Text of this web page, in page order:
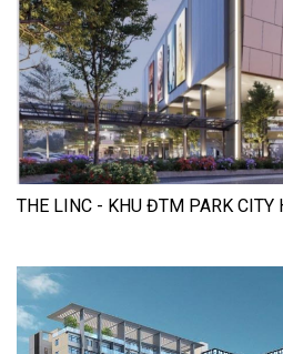
THE LINC - KHU ĐTM PARK CITY